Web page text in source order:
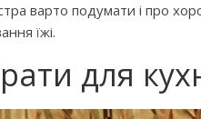
варто подумати і про
їжі.
для